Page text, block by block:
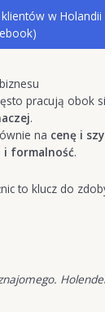
online to dziś
klientów, bo nie są
w
pracują obok
.
na cenę i
i formalność.
to klucz do